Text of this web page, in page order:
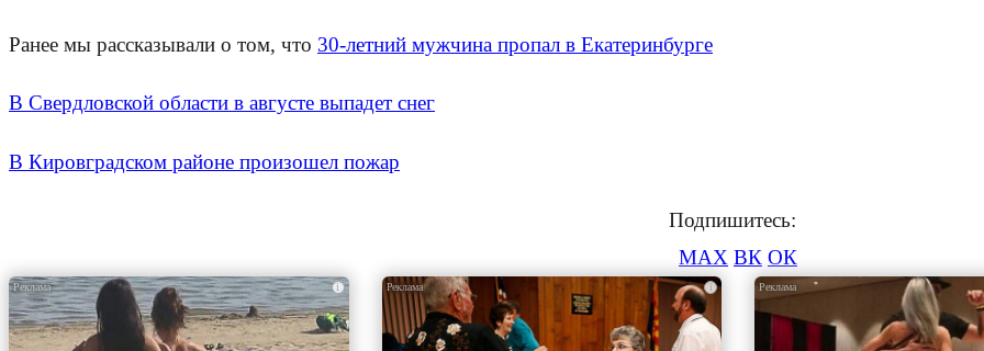
Ранее мы рассказывали о том, что 30-летний мужчина пропал в Екатеринбурге
В Свердловской области в августе выпадет снег
В Кировградском районе произошел пожар
Подпишитесь:
MAX ВК ОК
i i